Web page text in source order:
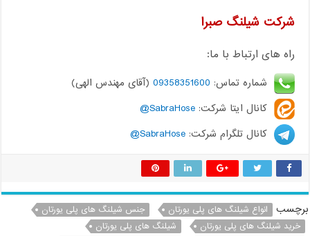
شرکت شیلنگ صبرا
راه های ارتباط با ما:
شماره تماس: 09358351600 (آقای مهندس الهی)
کانال ایتا شرکت:SabraHose@
کانال تلگرام شرکت:SabraHose@
برچسب انواع شیلنگ های پلی یورتان
جنس شیلنگ های پلی یورتان
خرید شیلنگ های پلی یورتان
شیلنگ های پلی یورتان